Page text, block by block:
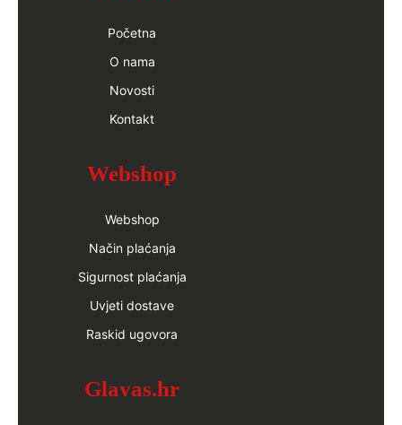
Početna
O nama
Novosti
Kontakt
Webshop
Webshop
Način plaćanja
Sigurnost plaćanja
Uvjeti dostave
Raskid ugovora
Glavas.hr